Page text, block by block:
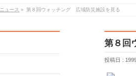
ニュース » 第８回ウォッチング 広域防災施設を見る
第８回
投稿日 :